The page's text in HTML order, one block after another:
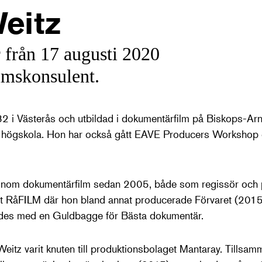
17 augusti 2020
i Västerås och utbildad i dokumentärfilm på Biskops-
Hon har också gått EAVE Producers
dokumentärfilm sedan 2005, både som regissör och
RåFILM där hon bland annat producerade Förvaret
med en Guldbagge för Bästa dokumentär.
varit knuten till produktionsbolaget Mantaray.